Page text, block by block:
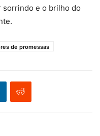
sorrindo e o brilho do
de promessas